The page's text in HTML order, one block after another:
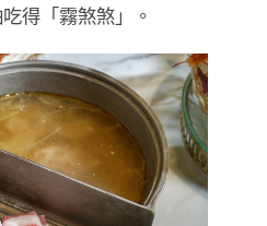
得「霧煞煞」。